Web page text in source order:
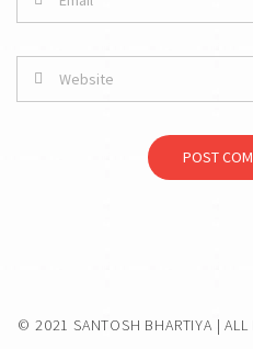
POST
© 2021 SANTOSH BHARTIYA |